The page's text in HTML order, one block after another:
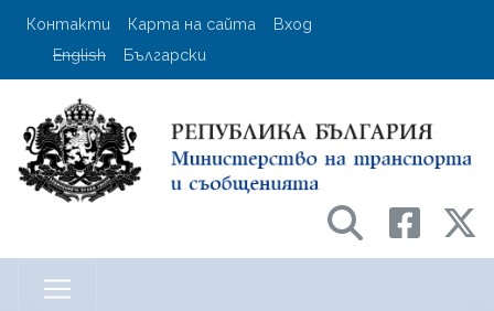
Премини
User account menu
Контакти Карта на сайта
Вход
English
Български